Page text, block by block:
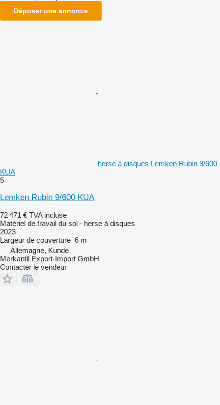
Déposer une annonce
herse à disques Lemken Rubin 9/600
KUA
5
Lemken Rubin 9/600 KUA
72 471 € TVA incluse
Matériel de travail du sol - herse à disques
2023
Largeur de couverture 6 m
Allemagne, Kunde
Merkantil Export-Import GmbH
Contacter le vendeur